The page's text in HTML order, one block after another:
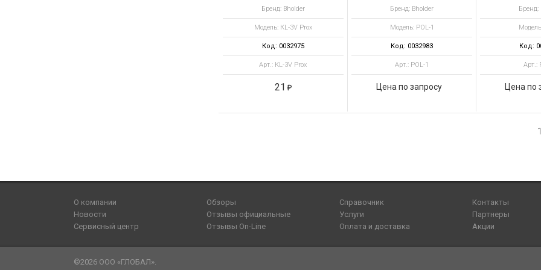
Бренд: Bholder
Модель: КL-3V Prox
Код: 0032975
Арт.: КL-3V Prox
21
Бренд: Bholder
Модель: POL-1
Код: 0032983
Арт.: POL-1
Цена по запросу
Бренд:
Код:
Арт.:
Цена по
1
О компании
Новости
Сервисный центр
Обзоры
Отзывы официальные
Отзывы On-Line
Справочник
Услуги
Оплата и доставка
Контакты
Партнеры
Акции
©2026 ООО «ГЛОБАЛ».